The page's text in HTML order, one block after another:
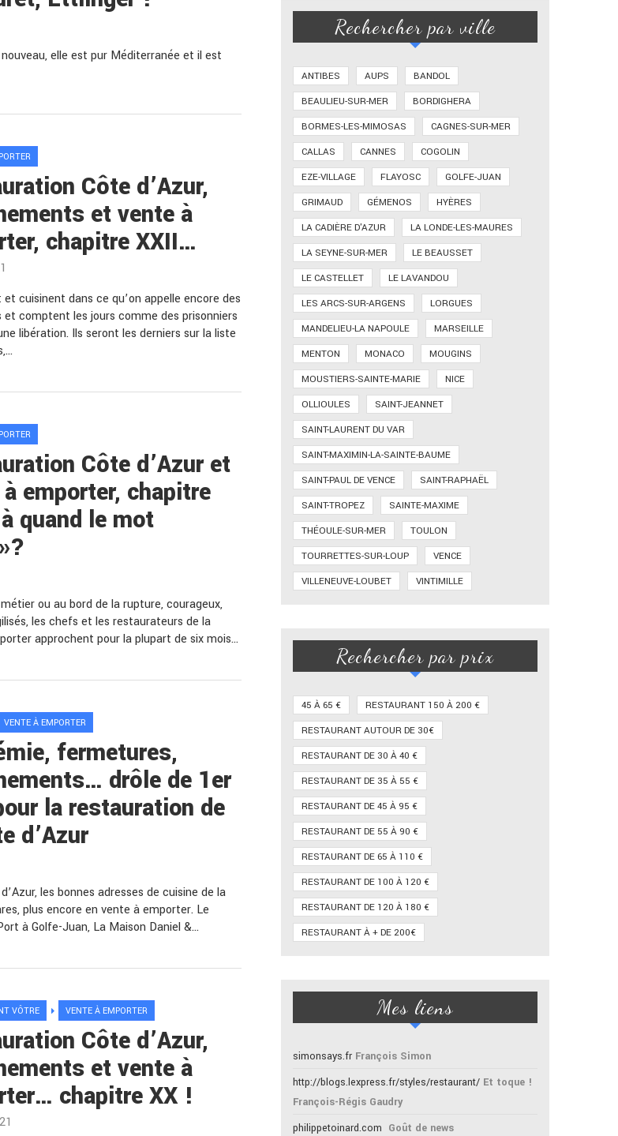
elle est pur Méditerranée et il est
Côte d’Azur,
et vente à
chapitre XXII…
cuisinent dans ce qu’on appelle encore des
comptent les jours comme des prisonniers
libération. Ils seront les derniers sur la liste
Côte d’Azur et
emporter, chapitre
quand le mot
ou au bord de la rupture, courageux,
les chefs et les restaurateurs de la
approchent pour la plupart de six mois…
VENTE À EMPORTER
fermetures,
drôle de 1er
la restauration de
d’Azur
les bonnes adresses de cuisine de la
plus encore en vente à emporter. Le
à Golfe-Juan, La Maison Daniel &…
VÔTRE VENTE À EMPORTER
Côte d’Azur,
et vente à
chapitre XX !
Rechercher par ville
ANTIBES AUPS
BANDOL
BEAULIEU-SUR-MER
BORDIGHERA
BORMES-LES-MIMOSAS
CAGNES-SUR-MER
CALLAS
CANNES
COGOLIN
EZE-VILLAGE
FLAYOSC
GOLFE-JUAN
GRIMAUD
GÉMENOS
HYÈRES
LA CADIÈRE D'AZUR
LA LONDE-LES-MAURES
LA SEYNE-SUR-MER
LE BEAUSSET
LE CASTELLET
LE LAVANDOU
LES ARCS-SUR-ARGENS
LORGUES
MANDELIEU-LA NAPOULE
MARSEILLE
MENTON
MONACO
MOUGINS
MOUSTIERS-SAINTE-MARIE
NICE
OLLIOULES
SAINT-JEANNET
SAINT-LAURENT DU VAR
SAINT-MAXIMIN-LA-SAINTE-BAUME
SAINT-PAUL DE VENCE
SAINT-RAPHAËL
SAINT-TROPEZ
SAINTE-MAXIME
THÉOULE-SUR-MER
TOULON
TOURRETTES-SUR-LOUP
VENCE
VILLENEUVE-LOUBET
VINTIMILLE
Rechercher par prix
45 À 65 €
RESTAURANT 150 À 200 €
RESTAURANT AUTOUR DE 30€
RESTAURANT DE 30 À 40 €
RESTAURANT DE 35 À 55 €
RESTAURANT DE 45 À 95 €
RESTAURANT DE 55 À 90 €
RESTAURANT DE 65 À 110 €
RESTAURANT DE 100 À 120 €
RESTAURANT DE 120 À 180 €
RESTAURANT À + DE 200€
Mes liens
simonsays.fr François Simon
http://blogs.lexpress.fr/styles/restaurant/ Et toque !
François-Régis Gaudry
philippetoinard.com Goût de news